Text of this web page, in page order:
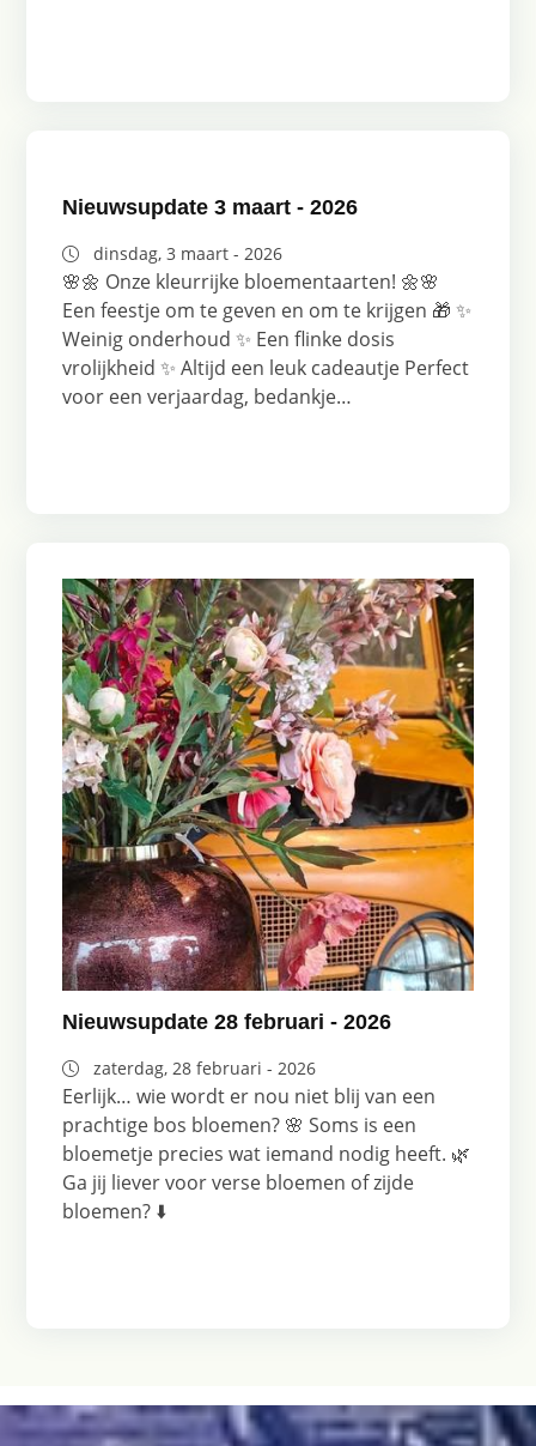
Nieuwsupdate 3 maart - 2026
dinsdag, 3 maart - 2026
🌸🌼 Onze kleurrijke bloementaarten! 🌼🌸
Een feestje om te geven en om te krijgen 🎁 ✨
Weinig onderhoud ✨ Een flinke dosis
vrolijkheid ✨ Altijd een leuk cadeautje Perfect
voor een verjaardag, bedankje…
Nieuwsupdate 28 februari - 2026
zaterdag, 28 februari - 2026
Eerlijk… wie wordt er nou niet blij van een
prachtige bos bloemen? 🌸 Soms is een
bloemetje precies wat iemand nodig heeft. 🌿
Ga jij liever voor verse bloemen of zijde
bloemen? ⬇️